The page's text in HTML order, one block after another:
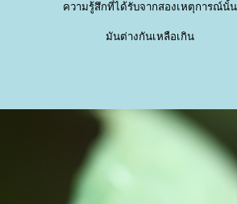
ความรู้สึกที่ได้รับจากสองเหตุการณ์นั้น
มันต่างกันเหลือเกิน